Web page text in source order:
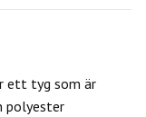
ett tyg som är
polyester